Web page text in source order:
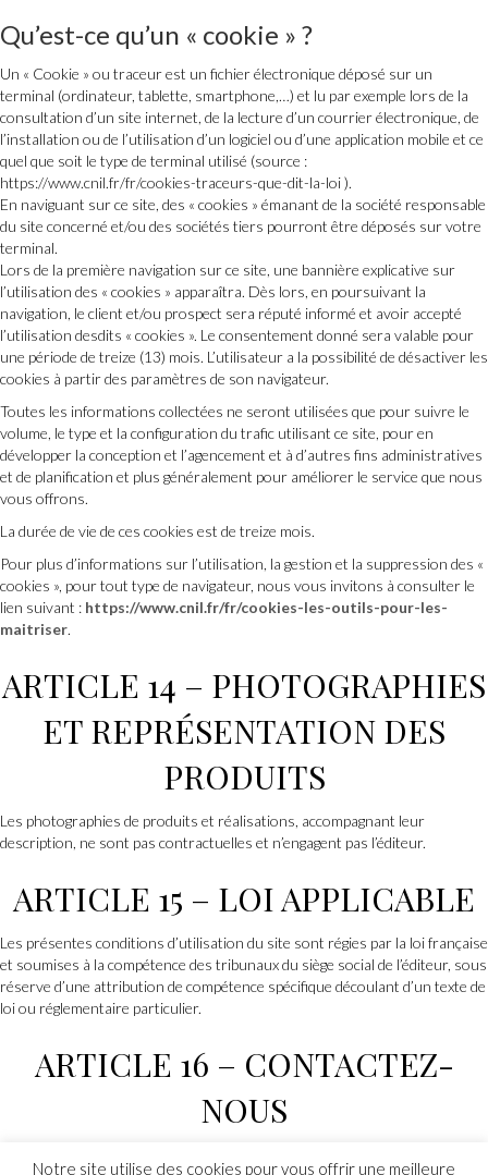
Qu’est-ce qu’un « cookie » ?
Un « Cookie » ou traceur est un fichier électronique déposé sur un
terminal (ordinateur, tablette, smartphone,…) et lu par exemple lors de la
consultation d’un site internet, de la lecture d’un courrier électronique, de
l’installation ou de l’utilisation d’un logiciel ou d’une application mobile et ce
quel que soit le type de terminal utilisé (source :
https://www.cnil.fr/fr/cookies-traceurs-que-dit-la-loi ).
En naviguant sur ce site, des « cookies » émanant de la société responsable
du site concerné et/ou des sociétés tiers pourront être déposés sur votre
terminal.
Lors de la première navigation sur ce site, une bannière explicative sur
l’utilisation des « cookies » apparaîtra. Dès lors, en poursuivant la
navigation, le client et/ou prospect sera réputé informé et avoir accepté
l’utilisation desdits « cookies ». Le consentement donné sera valable pour
une période de treize (13) mois. L’utilisateur a la possibilité de désactiver les
cookies à partir des paramètres de son navigateur.
Toutes les informations collectées ne seront utilisées que pour suivre le
volume, le type et la configuration du trafic utilisant ce site, pour en
développer la conception et l’agencement et à d’autres fins administratives
et de planification et plus généralement pour améliorer le service que nous
vous offrons.
La durée de vie de ces cookies est de treize mois.
Pour plus d’informations sur l’utilisation, la gestion et la suppression des «
cookies », pour tout type de navigateur, nous vous invitons à consulter le
lien suivant : https://www.cnil.fr/fr/cookies-les-outils-pour-les-
maitriser.
ARTICLE 14 – PHOTOGRAPHIES
ET REPRÉSENTATION DES
PRODUITS
Les photographies de produits et réalisations, accompagnant leur
description, ne sont pas contractuelles et n’engagent pas l’éditeur.
ARTICLE 15 – LOI APPLICABLE
Les présentes conditions d’utilisation du site sont régies par la loi française
et soumises à la compétence des tribunaux du siège social de l’éditeur, sous
réserve d’une attribution de compétence spécifique découlant d’un texte de
loi ou réglementaire particulier.
ARTICLE 16 – CONTACTEZ-
NOUS
Notre site utilise des cookies pour vous offrir une meilleure